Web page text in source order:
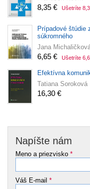
8,35 € Ušetríte
Prípadové štúdie
súkromného
Jana
6,65 € Ušetríte
Efektívna
Tatiana Soroková
16,30 €
Napíšte nám
Meno a priezvisko *
Váš E-mail *